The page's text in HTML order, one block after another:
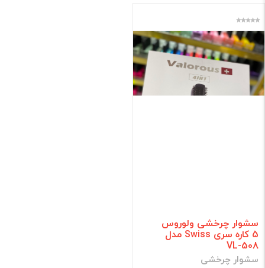
سشوار چرخشی ولوروس
5 کاره سری Swiss مدل
VL-508
سشوار چرخشی